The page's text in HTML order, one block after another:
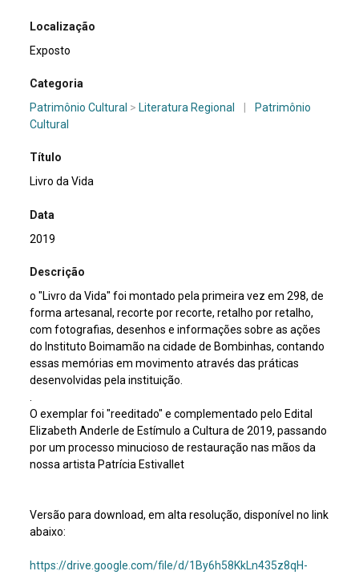
Localização
Exposto
Categoria
Patrimônio Cultural > Literatura Regional
Patrimônio
Cultural
Título
Livro da Vida
Data
2019
Descrição
o "Livro da Vida" foi montado pela primeira vez em 298, de
forma artesanal, recorte por recorte, retalho por retalho,
com fotografias, desenhos e informações sobre as ações
do Instituto Boimamão na cidade de Bombinhas, contando
essas memórias em movimento através das práticas
desenvolvidas pela instituição.
O exemplar foi "reeditado" e complementado pelo Edital
Elizabeth Anderle de Estímulo a Cultura de 2019, passando
por um processo minucioso de restauração nas mãos da
nossa artista Patrícia Estivallet
Versão para download, em alta resolução, disponível no link
abaixo:
https://drive.google.com/file/d/1By6h58KkLn435z8qH-